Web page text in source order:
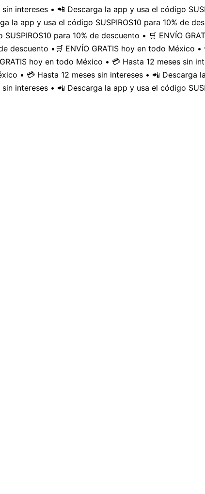
intereses • 📲 Descarga la app y usa el código
la app y usa el código SUSPIROS10 para 10% de
para 10% de descuento • 🛒 ENVÍO
descuento • 🛒 ENVÍO GRATIS hoy en todo México
hoy en todo México • 💳 Hasta 12 meses sin
• 💳 Hasta 12 meses sin intereses • 📲 Descarga
intereses • 📲 Descarga la app y usa el código